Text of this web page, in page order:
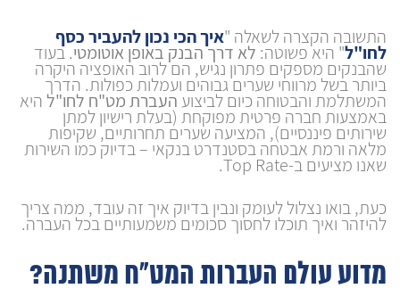
התשובה הקצרה לשאלה "איך הכי נכון להעביר כסף
לחו"ל" היא פשוטה: לא דרך הבנק באופן אוטומטי. בעוד
שהבנקים מספקים פתרון נגיש, הם לרוב האופציה היקרה
ביותר בשל מרווחי שערים גבוהים ועמלות כפולות. הדרך
המשתלמת והבטוחה כיום לביצוע העברת מט"ח לחו"ל היא
באמצעות חברה פרטית מפוקחת (בעלת רישיון למתן
שירותים פיננסיים), המציעה שערים תחרותיים, שקיפות
מלאה ורמת אבטחה בסטנדרט בנקאי – בדיוק כמו השירות
שאנו מציעים ב-Top Rate.
כעת, בואו נצלול לעומק ונבין בדיוק איך זה עובד, ממה צריך
להיזהר ואיך תוכלו לחסוך סכומים משמעותיים בכל העברה.
מדוע עולם העברות המט"ח משתנה?